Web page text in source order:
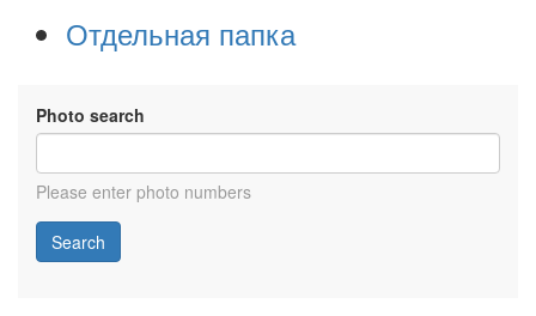
Отдельная папка
Photo search
Please enter photo numbers
Search